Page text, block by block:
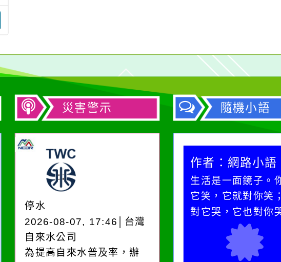
災害警示
停水
2026-08-07, 17:46│台灣
自來水公司
為提高自來水普及率，辦
隨機小語
入一滴污
杯污水
清水的存
作者：網路小語
在實現理想的路途中，
誘惑。
作者：網路小語
生活是一面鏡子。
它笑，它就對你笑
對它哭，它也對你